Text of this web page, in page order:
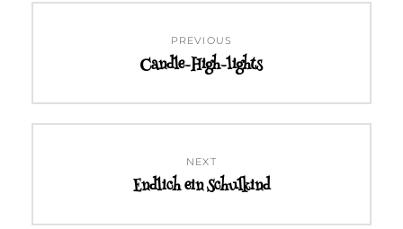
PREVIOUS
Previous
Candle-High-lights
NEXT
Next
Endlich ein Schulkind